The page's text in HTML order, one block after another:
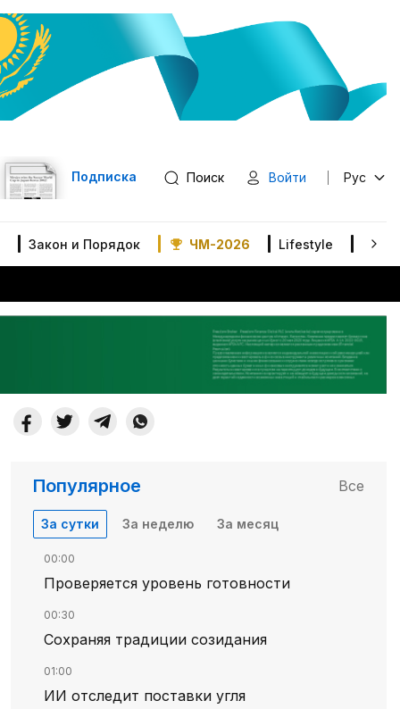
Подписка Поиск Войти Рус
Закон и Порядок ЧМ-2026 Lifestyle В
Популярное Все
За сутки За неделю За месяц
00:00
Проверяется уровень готовности
00:30
Сохраняя традиции созидания
01:00
ИИ отследит поставки угля